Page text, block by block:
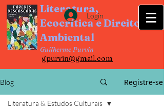
Literatura,
Ecocrítica e Direito
Ambiental
Guilherme Purvin
gpurvin@gmail.com
Login
Blog Registre-se
Literatura & Estudos Culturais